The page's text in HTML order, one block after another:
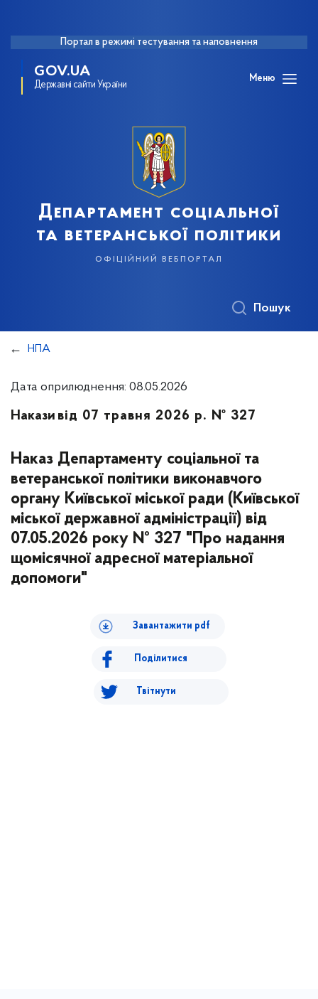
Портал в режимі тестування та наповнення
GOV.UA
Державні сайти України
Меню
Департамент соціальної
та ветеранської політики
офіційний вебпортал
Пошук
НПА
Дата оприлюднення: 08.05.2026
Накази від 07 травня 2026 р. № 327
Наказ Департаменту соціальної та
ветеранської політики виконавчого
органу Київської міської ради (Київської
міської державної адміністрації) від
07.05.2026 року № 327 "Про надання
щомісячної адресної матеріальної
допомоги"
Завантажити pdf
Поділитися
Твітнути